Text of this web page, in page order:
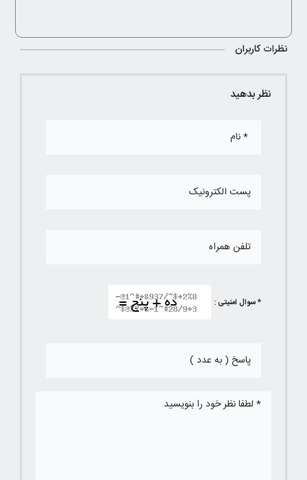
نظرات کاربران
نظر بدهید
* سوال امنیتی :